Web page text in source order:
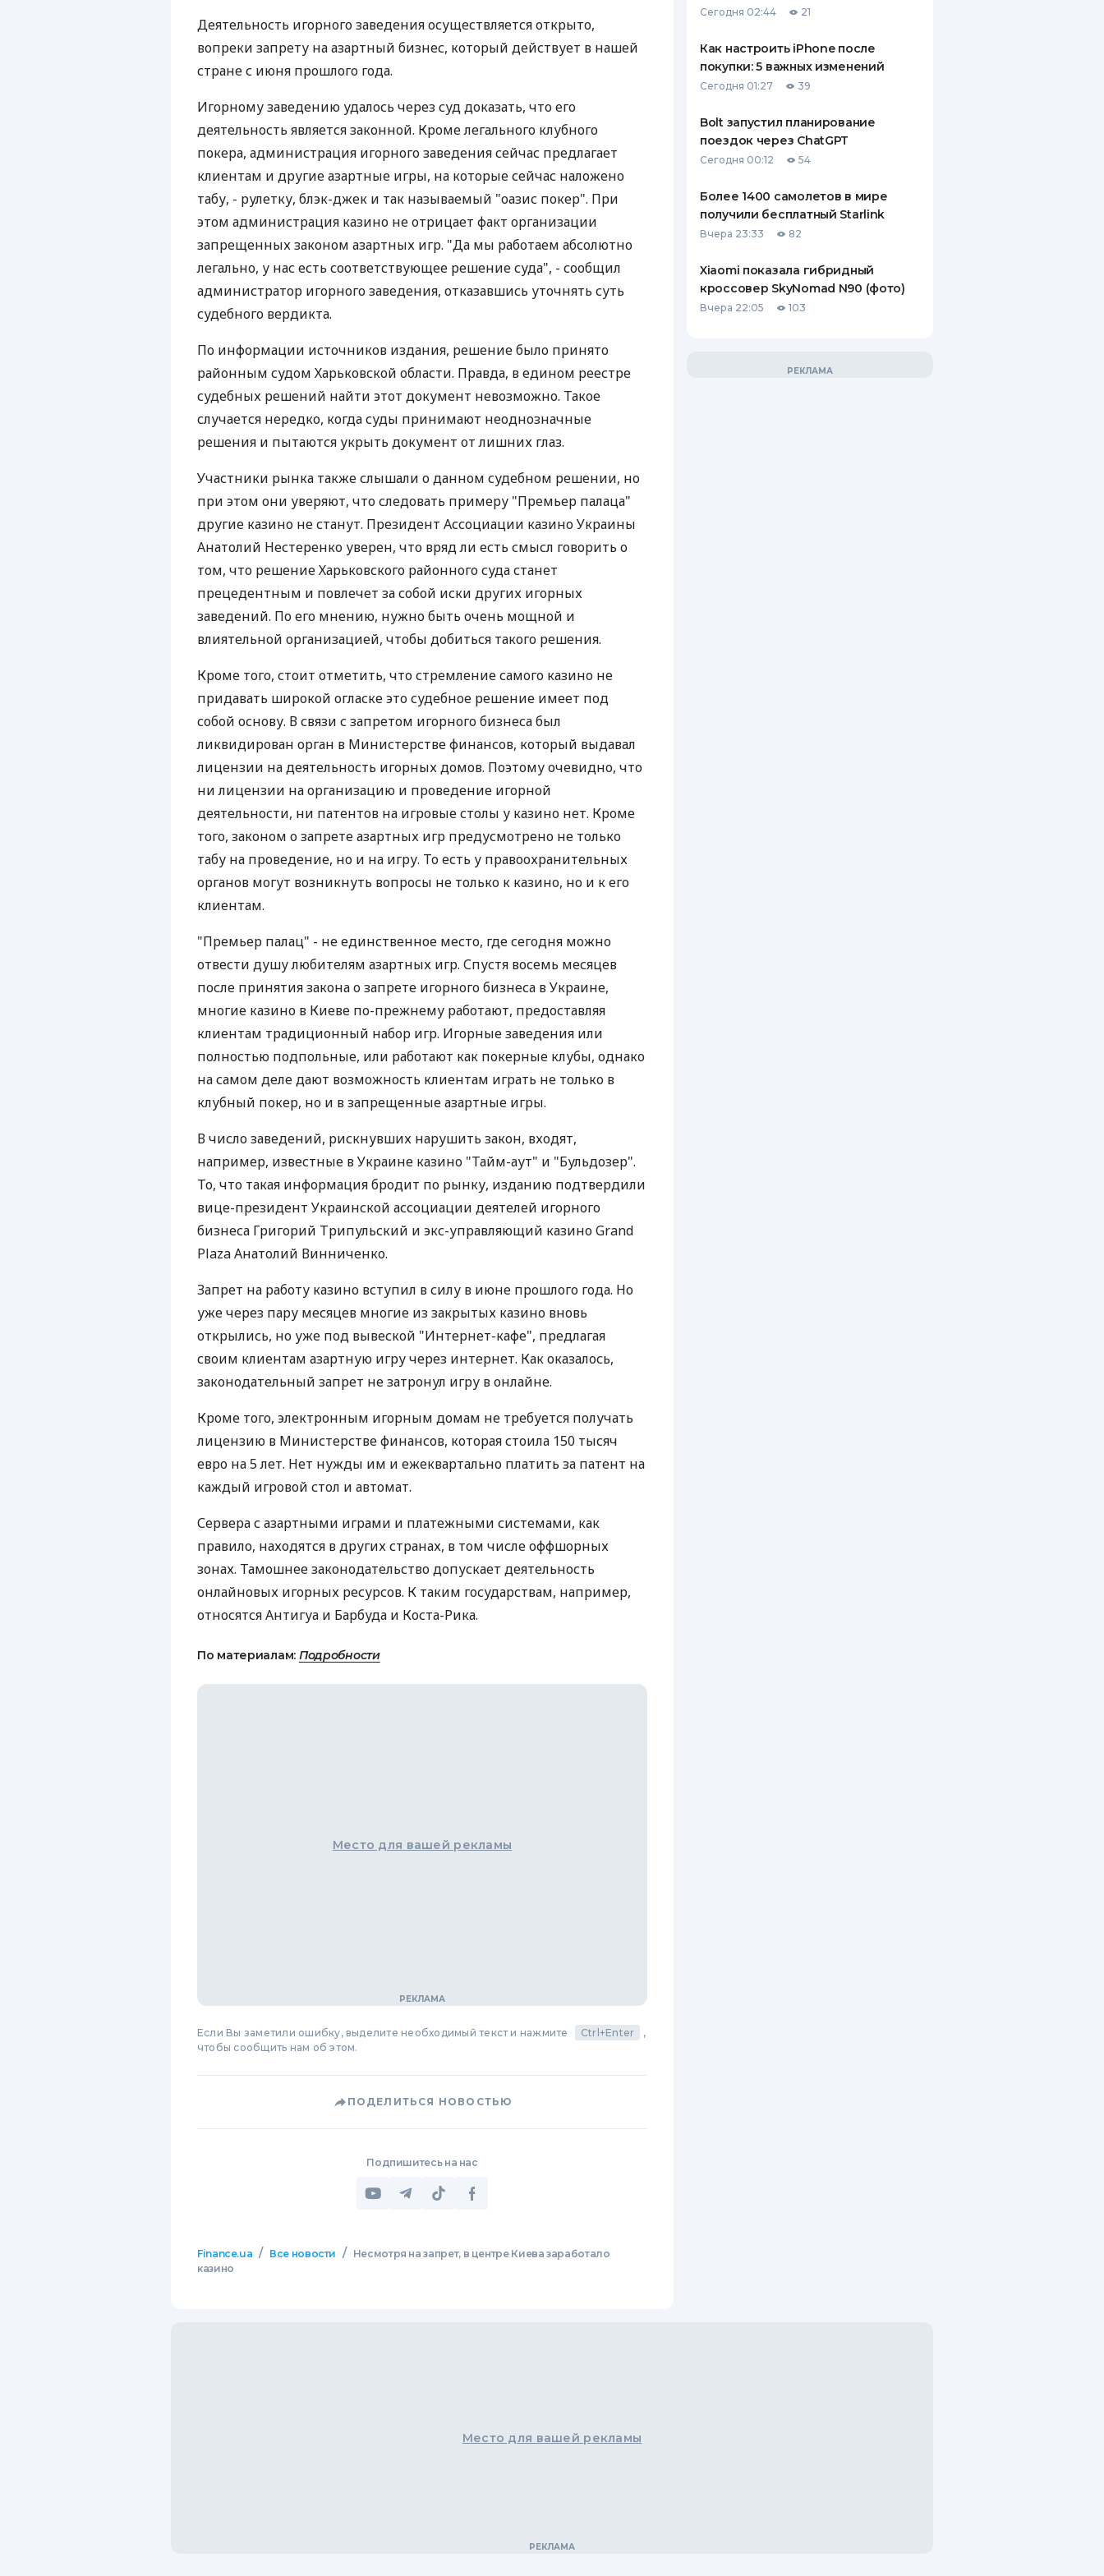
ЕЖЕМЕСЯЧНЫЙ ОБЗОР
ВСЕ СТРАХОВЫЕ ПОЛИСЫ
ОТЗЫВЫ О СТРАХОВЫХ
КОМПАНИЯХ
КОНТАКТЫ
Деятельность игорного заведения осуществляется открыто,
вопреки запрету на азартный бизнес, который действует в нашей
стране с июня прошлого года.
Игорному заведению удалось через суд доказать, что его
деятельность является законной. Кроме легального клубного
покера, администрация игорного заведения сейчас предлагает
клиентам и другие азартные игры, на которые сейчас наложено
табу, - рулетку, блэк-джек и так называемый "оазис покер". При
этом администрация казино не отрицает факт организации
запрещенных законом азартных игр. "Да мы работаем абсолютно
легально, у нас есть соответствующее решение суда", - сообщил
администратор игорного заведения, отказавшись уточнять суть
судебного вердикта.
По информации источников издания, решение было принято
районным судом Харьковской области. Правда, в едином реестре
судебных решений найти этот документ невозможно. Такое
случается нередко, когда суды принимают неоднозначные
решения и пытаются укрыть документ от лишних глаз.
Участники рынка также слышали о данном судебном решении, но
при этом они уверяют, что следовать примеру "Премьер палаца"
другие казино не станут. Президент Ассоциации казино Украины
Анатолий Нестеренко уверен, что вряд ли есть смысл говорить о
том, что решение Харьковского районного суда станет
прецедентным и повлечет за собой иски других игорных
заведений. По его мнению, нужно быть очень мощной и
влиятельной организацией, чтобы добиться такого решения.
Кроме того, стоит отметить, что стремление самого казино не
придавать широкой огласке это судебное решение имеет под
собой основу. В связи с запретом игорного бизнеса был
ликвидирован орган в Министерстве финансов, который выдавал
лицензии на деятельность игорных домов. Поэтому очевидно, что
ни лицензии на организацию и проведение игорной
деятельности, ни патентов на игровые столы у казино нет. Кроме
того, законом о запрете азартных игр предусмотрено не только
табу на проведение, но и на игру. То есть у правоохранительных
органов могут возникнуть вопросы не только к казино, но и к его
клиентам.
"Премьер палац" - не единственное место, где сегодня можно
отвести душу любителям азартных игр. Спустя восемь месяцев
после принятия закона о запрете игорного бизнеса в Украине,
многие казино в Киеве по-прежнему работают, предоставляя
клиентам традиционный набор игр. Игорные заведения или
полностью подпольные, или работают как покерные клубы, однако
на самом деле дают возможность клиентам играть не только в
клубный покер, но и в запрещенные азартные игры.
В число заведений, рискнувших нарушить закон, входят,
например, известные в Украине казино "Тайм-аут" и "Бульдозер".
То, что такая информация бродит по рынку, изданию подтвердили
вице-президент Украинской ассоциации деятелей игорного
бизнеса Григорий Трипульский и экс-управляющий казино Grand
Plaza Анатолий Винниченко.
Запрет на работу казино вступил в силу в июне прошлого года. Но
уже через пару месяцев многие из закрытых казино вновь
открылись, но уже под вывеской "Интернет-кафе", предлагая
своим клиентам азартную игру через интернет. Как оказалось,
законодательный запрет не затронул игру в онлайне.
Кроме того, электронным игорным домам не требуется получать
лицензию в Министерстве финансов, которая стоила 150 тысяч
евро на 5 лет. Нет нужды им и ежеквартально платить за патент на
каждый игровой стол и автомат.
Сервера с азартными играми и платежными системами, как
правило, находятся в других странах, в том числе оффшорных
зонах. Тамошнее законодательство допускает деятельность
онлайновых игорных ресурсов. К таким государствам, например,
относятся Антигуа и Барбуда и Коста-Рика.
По материалам: Подробности
Место для вашей рекламы
Если Вы заметили ошибку, выделите необходимый текст и нажмите Ctrl+Enter
,
чтобы сообщить нам об этом.
ПОДЕЛИТЬСЯ НОВОСТЬЮ
Подпишитесь на нас
Finance.ua / Все новости /
Несмотря на запрет, в центре Киева заработало
казино
Сегодня 02:44 21
Как настроить iPhone после
покупки: 5 важных изменений
Сегодня 01:27 39
Bolt запустил планирование
поездок через ChatGPT
Сегодня 00:12 54
Более 1400 самолетов в мире
получили бесплатный Starlink
Вчера 23:33 82
Xiaomi показала гибридный
кроссовер SkyNomad N90 (фото)
Вчера 22:05 103
Место для вашей рекламы